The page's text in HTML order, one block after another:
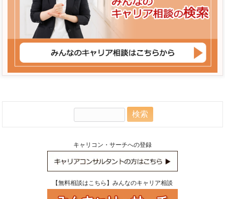
キャリコン・サーチへの登録
【無料相談はこちら】みんなのキャリア相談